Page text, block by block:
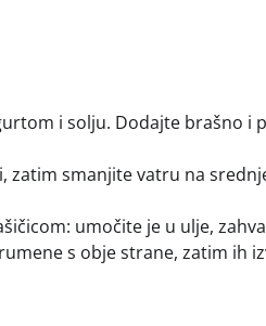
i solju. Dodajte brašno i
zatim smanjite vatru na
umočite je u ulje,
s obje strane, zatim ih